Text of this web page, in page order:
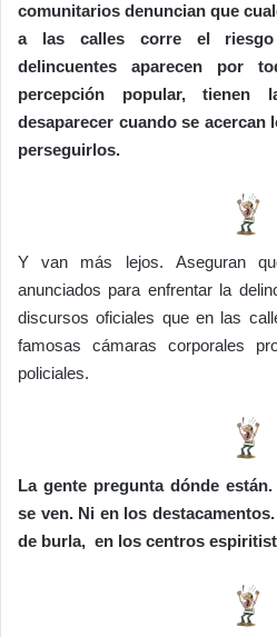
comunitarios denuncian que
a las calles corre el
delincuentes aparecen por
percepción popular, tienen
desaparecer cuando se acercan
perseguirlos.
Y van más lejos. Aseguran
anunciados para enfrentar la
discursos oficiales que en las
famosas cámaras corporales
policiales.
La gente pregunta dónde
se ven. Ni en los
de burla, en los centros